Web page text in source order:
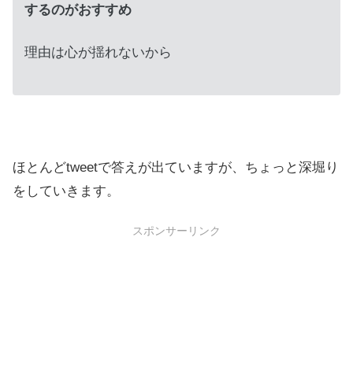
するのがおすすめ
理由は心が揺れないから
ほとんどtweetで答えが出ていますが、ちょっと深堀り
をしていきます。
スポンサーリンク